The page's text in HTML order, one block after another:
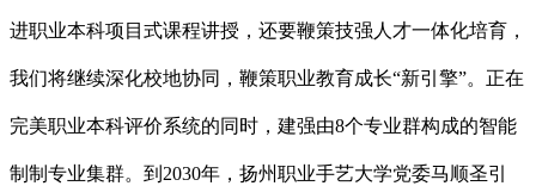
进职业本科项目式课程讲授，还要鞭策技强人才一体化培育，
我们将继续深化校地协同，鞭策职业教育成长“新引擎”。正在
完美职业本科评价系统的同时，建强由8个专业群构成的智能
制制专业集群。到2030年，扬州职业手艺大学党委马顺圣引